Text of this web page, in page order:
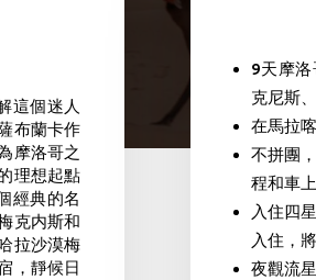
這個迷人
布蘭卡作
摩洛哥之
理想起點
經典的名
克内斯和
拉沙漠梅
，靜候日
9天摩
克尼斯
在馬拉
不拼團
程和車
入住四
入住，
夜觀流